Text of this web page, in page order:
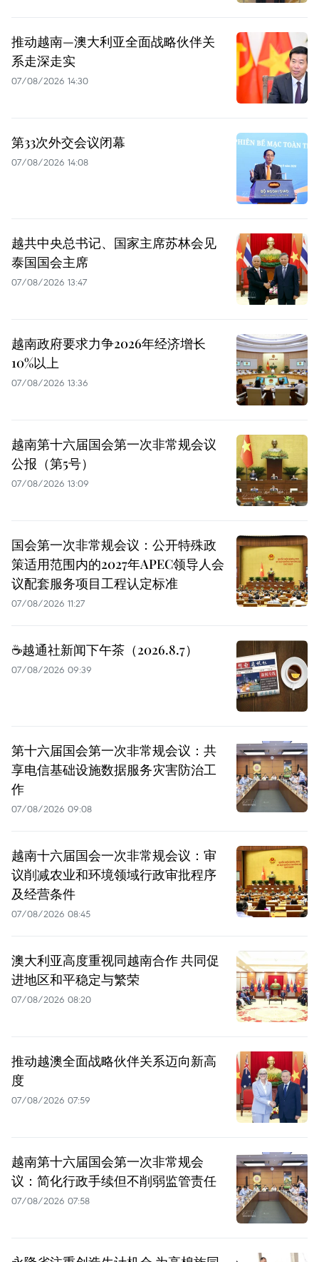
推动越南—澳大利亚全面战略伙伴关
系走深走实
07/08/2026 14:30
第33次外交会议闭幕
07/08/2026 14:08
越共中央总书记、国家主席苏林会见
泰国国会主席
07/08/2026 13:47
越南政府要求力争2026年经济增长
10%以上
07/08/2026 13:36
越南第十六届国会第一次非常规会议
公报（第5号）
07/08/2026 13:09
国会第一次非常规会议：公开特殊政
策适用范围内的2027年APEC领导人会
议配套服务项目工程认定标准
07/08/2026 11:27
☕️越通社新闻下午茶（2026.8.7）
07/08/2026 09:39
第十六届国会第一次非常规会议：共
享电信基础设施数据服务灾害防治工
作
07/08/2026 09:08
越南十六届国会一次非常规会议：审
议削减农业和环境领域行政审批程序
及经营条件
07/08/2026 08:45
澳大利亚高度重视同越南合作 共同促
进地区和平稳定与繁荣
07/08/2026 08:20
推动越澳全面战略伙伴关系迈向新高
度
07/08/2026 07:59
越南第十六届国会第一次非常规会
议：简化行政手续但不削弱监管责任
07/08/2026 07:58